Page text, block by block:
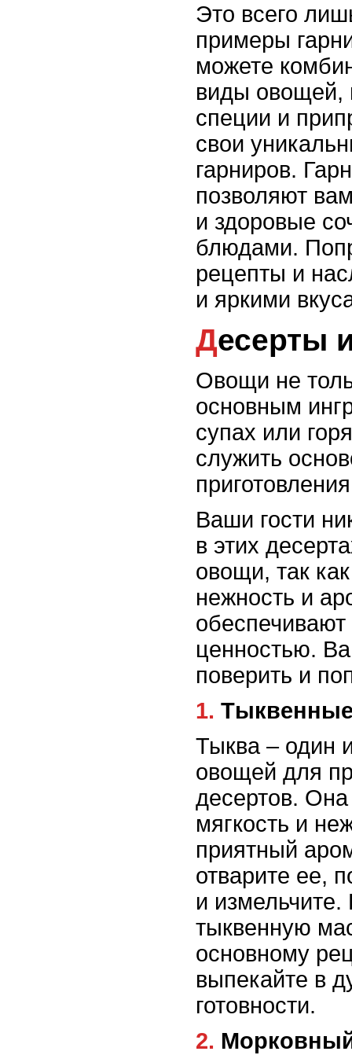
Это всего
примеры
можете
виды овощей,
специи и
свои
гарниров.
позволяют
и здоровые
блюдами.
рецепты и
и яркими
Десерты
Овощи не
основным
супах или
служить
Ваши гости
в этих
овощи, так
нежность и
обеспечивают
ценностью.
поверить и
1.
Тыква – один
овощей для
десертов.
мягкость и
приятный
отварите ее,
и
тыквенную
основному
выпекайте в
готовности.
2.